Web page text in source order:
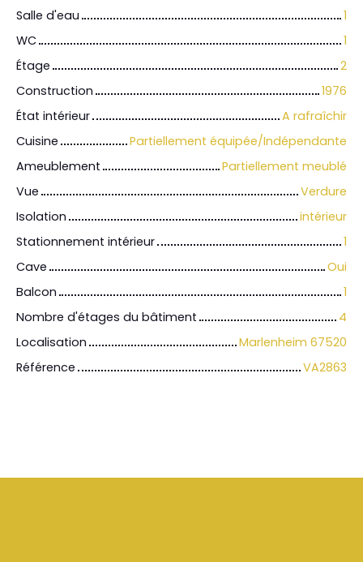
Salle d'eau
1
WC
1
Étage
2
Construction
1976
État intérieur
A rafraîchir
Cuisine
Partiellement équipée/Indépendante
Ameublement
Partiellement meublé
Vue
Verdure
Isolation
intérieur
Stationnement intérieur
1
Cave
Oui
Balcon
1
Nombre d'étages du bâtiment
4
Localisation
Marlenheim 67520
Référence
VA2863